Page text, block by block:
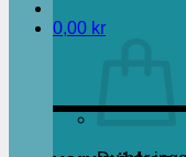
0,00 kr